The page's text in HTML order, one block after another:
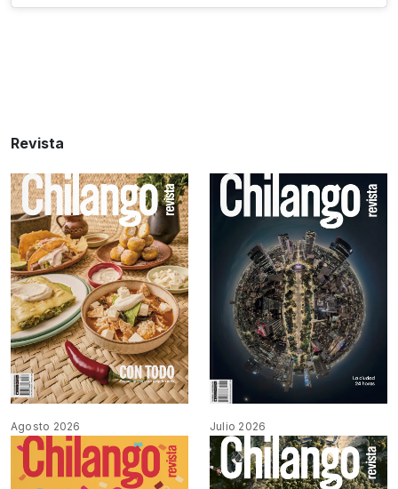
Revista
Agosto 2026 Julio 2026